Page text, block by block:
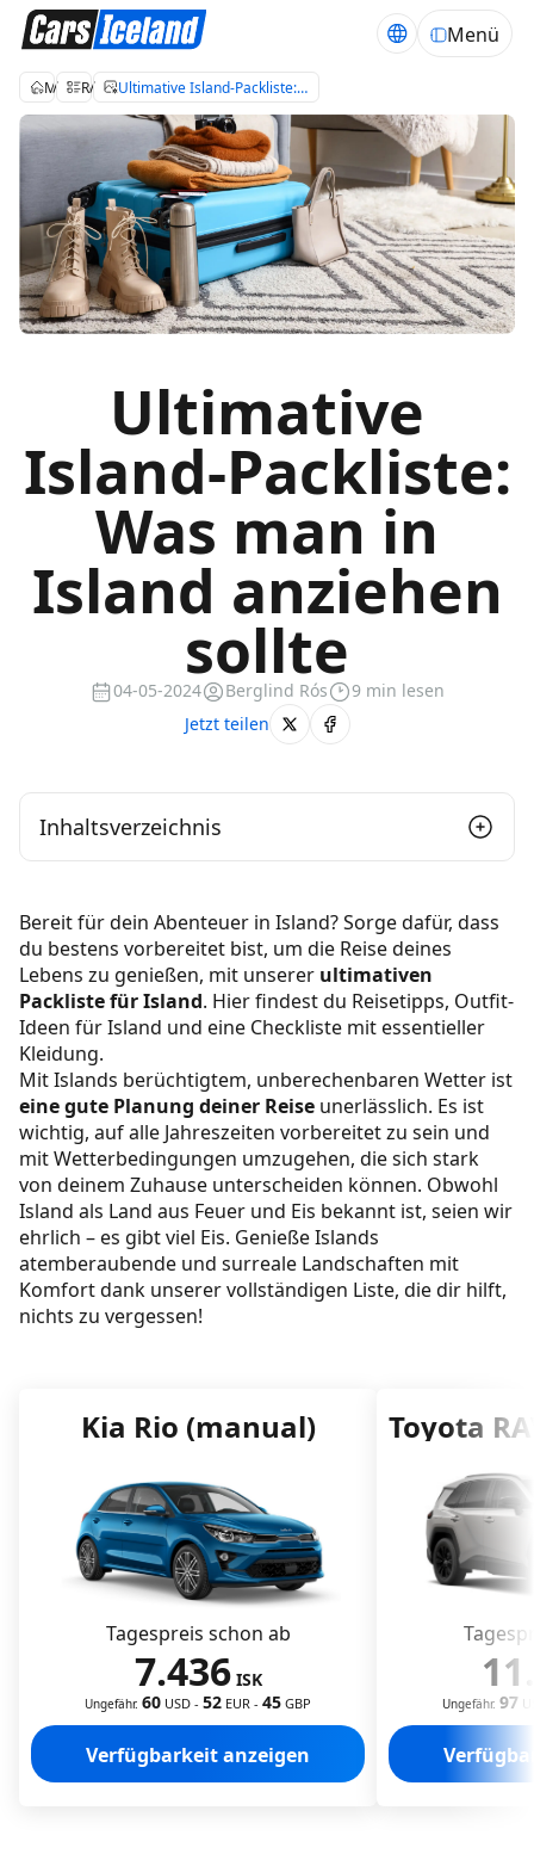
Menü
Mietwagen Island
Reiseblog über Island Ultimative Island-Packliste: Was man in Island anziehen sollte
Ultimative
Island-Packliste:
Was man in
Island anziehen
sollte
04-05-2024 Berglind Rós
9 min lesen
Jetzt teilen
Inhaltsverzeichnis
soll?
Packliste für Island
Packliste für Island nach Jahreszeiten
Packliste für den Sommer in Island
Packliste für den Herbst in Island
Packliste für den Winter in Island
Was du im Frühling in Island einpacken
solltest
Packliste für einen Roadtrip in Island
Basisschicht
Isolierende Schicht
Außenschicht
Die besten Schuhe für Island
Bereite dich auf dein Abenteuer in Island vor
Bereit für dein Abenteuer in Island? Sorge dafür, dass
du bestens vorbereitet bist, um die Reise deines
Lebens zu genießen, mit unserer ultimativen
Packliste für Island. Hier findest du Reisetipps, Outfit-
Ideen für Island und eine Checkliste mit essentieller
Kleidung.
Mit Islands berüchtigtem, unberechenbaren Wetter ist
eine gute Planung deiner Reise unerlässlich. Es ist
wichtig, auf alle Jahreszeiten vorbereitet zu sein und
mit Wetterbedingungen umzugehen, die sich stark
von deinem Zuhause unterscheiden können. Obwohl
Island als Land aus Feuer und Eis bekannt ist, seien wir
ehrlich – es gibt viel Eis. Genieße Islands
atemberaubende und surreale Landschaften mit
Komfort dank unserer vollständigen Liste, die dir hilft,
nichts zu vergessen!
Kia Rio (manual)
Tagespreis schon ab
7.436ISK
Ungefähr. 60 USD - 52 EUR - 45 GBP
Verfügbarkeit anzeigen
Toyota
Ungefähr. 97